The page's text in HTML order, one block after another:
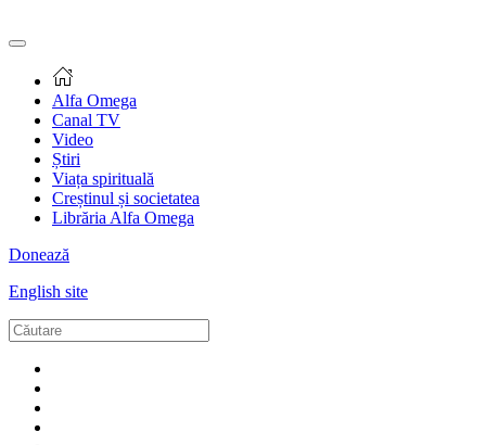
Alfa Omega
Canal TV
Video
Știri
Viața spirituală
Creștinul și societatea
Librăria Alfa Omega
Donează
English site